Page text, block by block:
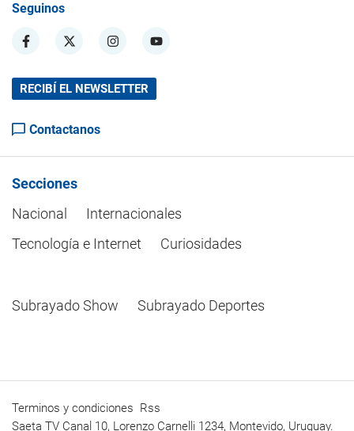
Seguinos
RECIBÍ EL NEWSLETTER
Contactanos
Secciones
Nacional
Internacionales
Tecnología e Internet
Curiosidades
Subrayado Show Subrayado Deportes
Terminos y condiciones Rss
Saeta TV Canal 10, Lorenzo Carnelli 1234, Montevido, Uruguay.